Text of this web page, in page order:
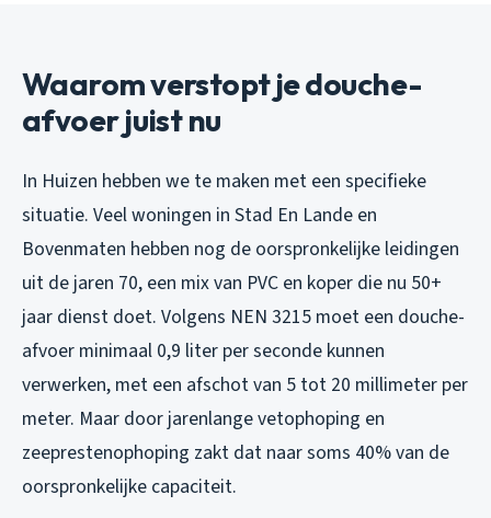
Waarom verstopt je douche-
afvoer juist nu
In Huizen hebben we te maken met een specifieke
situatie. Veel woningen in Stad En Lande en
Bovenmaten hebben nog de oorspronkelijke leidingen
uit de jaren 70, een mix van PVC en koper die nu 50+
jaar dienst doet. Volgens NEN 3215 moet een douche-
afvoer minimaal 0,9 liter per seconde kunnen
verwerken, met een afschot van 5 tot 20 millimeter per
meter. Maar door jarenlange vetophoping en
zeeprestenophoping zakt dat naar soms 40% van de
oorspronkelijke capaciteit.